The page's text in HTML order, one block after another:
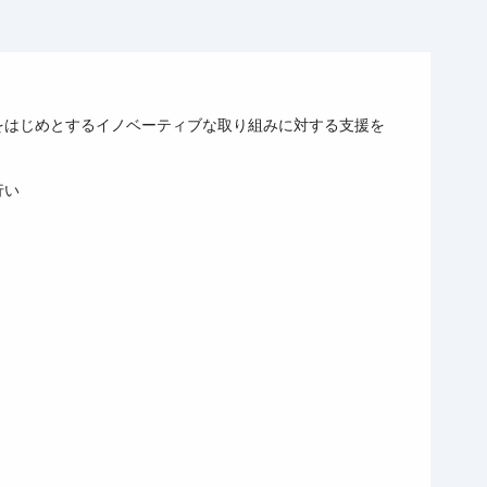
じめとするイノベーティブな取り組みに対する支援を
い